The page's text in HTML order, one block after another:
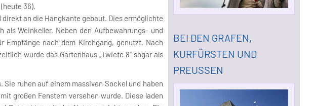
36).
an die Hangkante gebaut. Dies ermöglichte
Weinkeller. Neben den Aufbewahrungs- und
Empfänge nach dem Kirchgang, genutzt. Nach
wurde das Gartenhaus „Twiete 8“ sogar als
ruhen auf einem massiven Sockel und haben
großen Fenstern versehen wurde. Diese laden
BEI DEN GRAFEN,
KURFÜRSTEN UND
PREUSSEN